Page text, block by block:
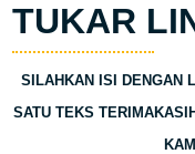
TUKAR
SILAHKAN ISI DENGAN
SATU TEKS